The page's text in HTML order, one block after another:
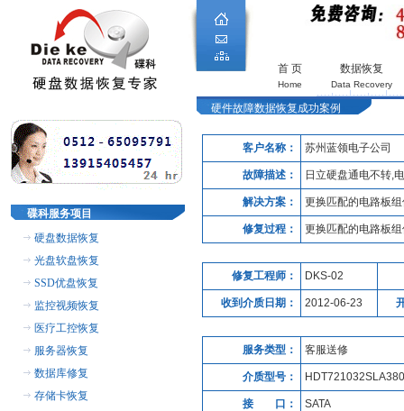
首 页 数据恢复
Home Data Recovery
碟科服务项目
硬盘数据恢复
光盘软盘恢复
SSD优盘恢复
监控视频恢复
医疗工控恢复
服务器恢复
数据库修复
存储卡恢复
硬件故障数据恢复成功案例
客户名称： 苏州蓝领电子公司
故障描述： 日立硬盘通电不转,
解决方案： 更换匹配的电路板
修复过程： 更换匹配的电路板
修复工程师： DKS-02
收到介质日期： 2012-06-23
服务类型： 客服送修
介质型号： HDT721032SLA380
接 口： SATA